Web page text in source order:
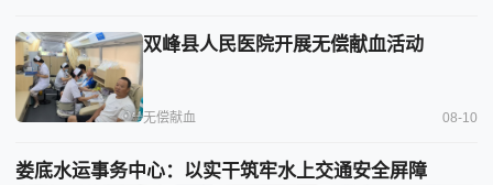
双峰县人民医院开展无偿献血活动
无偿献血 08-10
娄底水运事务中心：以实干筑牢水上交通安全屏障